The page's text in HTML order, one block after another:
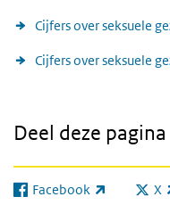
Cijfers over seksuele
Cijfers over seksuele
Deel deze pagina
Facebook
(externe link) X